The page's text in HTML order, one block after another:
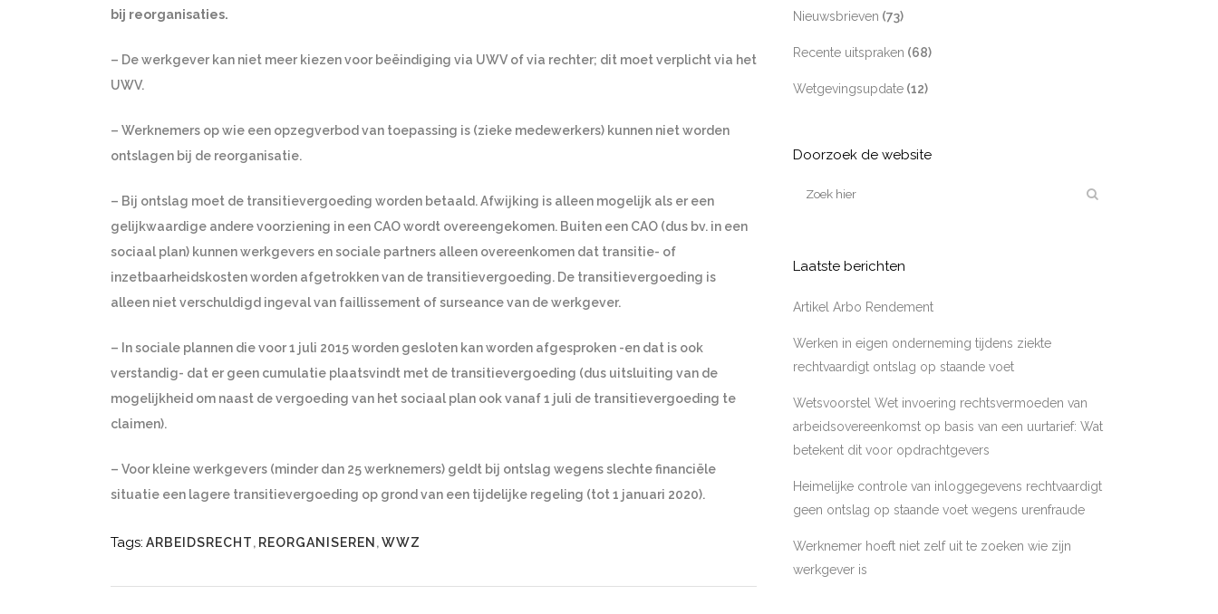
bij reorganisaties.
– De werkgever kan niet meer kiezen voor beëindiging via UWV of via rechter; dit moet verplicht via het
UWV.
– Werknemers op wie een opzegverbod van toepassing is (zieke medewerkers) kunnen niet worden
ontslagen bij de reorganisatie.
– Bij ontslag moet de transitievergoeding worden betaald. Afwijking is alleen mogelijk als er een
gelijkwaardige andere voorziening in een CAO wordt overeengekomen. Buiten een CAO (dus bv. in een
sociaal plan) kunnen werkgevers en sociale partners alleen overeenkomen dat transitie- of
inzetbaarheidskosten worden afgetrokken van de transitievergoeding. De transitievergoeding is
alleen niet verschuldigd ingeval van faillissement of surseance van de werkgever.
– In sociale plannen die voor 1 juli 2015 worden gesloten kan worden afgesproken -en dat is ook
verstandig- dat er geen cumulatie plaatsvindt met de transitievergoeding (dus uitsluiting van de
mogelijkheid om naast de vergoeding van het sociaal plan ook vanaf 1 juli de transitievergoeding te
claimen).
– Voor kleine werkgevers (minder dan 25 werknemers) geldt bij ontslag wegens slechte financiële
situatie een lagere transitievergoeding op grond van een tijdelijke regeling (tot 1 januari 2020).
Tags: ARBEIDSRECHT, REORGANISEREN,WWZ
Nieuwsbrieven (73)
Recente uitspraken (68)
Wetgevingsupdate (12)
Doorzoek de website
Laatste berichten
Artikel Arbo Rendement
Werken in eigen onderneming tijdens ziekte
rechtvaardigt ontslag op staande voet
Wetsvoorstel Wet invoering rechtsvermoeden van
arbeidsovereenkomst op basis van een uurtarief: Wat
betekent dit voor opdrachtgevers
Heimelijke controle van inloggegevens rechtvaardigt
geen ontslag op staande voet wegens urenfraude
Werknemer hoeft niet zelf uit te zoeken wie zijn
werkgever is